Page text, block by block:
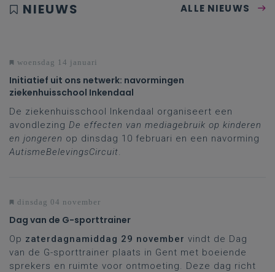
NIEUWS ALLE NIEUWS
woensdag 14 januari
Initiatief uit ons netwerk: navormingen
ziekenhuisschool Inkendaal
De ziekenhuisschool Inkendaal organiseert een
avondlezing De effecten van mediagebruik op kinderen
en jongeren op dinsdag 10 februari en een navorming
AutismeBelevingsCircuit.
dinsdag 04 november
Dag van de G-sporttrainer
Op zaterdagnamiddag 29 november vindt de Dag
van de G-sporttrainer plaats in Gent met boeiende
sprekers en ruimte voor ontmoeting. Deze dag richt